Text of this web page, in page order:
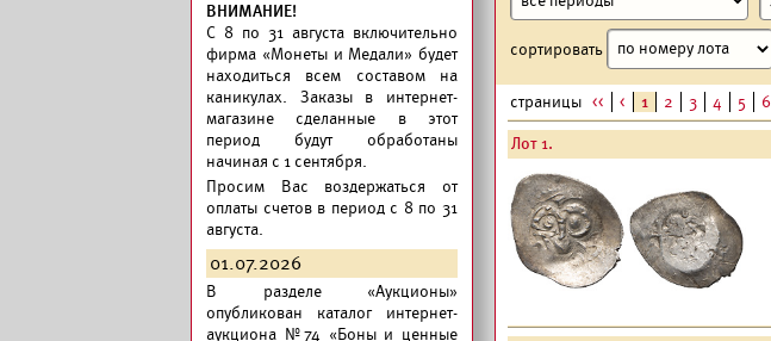
ВНИМАНИЕ!
C 8 по 31 августа включительно
фирма «Монеты и Медали» будет
находиться всем составом на
каникулах. Заказы в интернет-
магазине сделанные в этот
период будут обработаны
начиная с 1 сентября.
Просим Вас воздержаться от
оплаты счетов в период с 8 по 31
августа.
01.07.2026
В разделе «Аукционы»
опубликован каталог интернет-
аукциона №74 «Боны и ценные
сортировать
страницы << < 1 2 3 4 5 6
Лот 1.